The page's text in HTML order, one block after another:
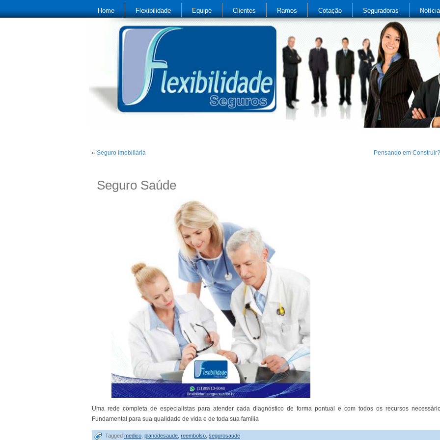
Home Flexibilidade Equipe Clientes Ramos Cotação Seguradoras
« Seguro Imobiliária Pensando em Construir?
Seguro Saúde
Uma rede completa de especialistas para atender cada diagnóstico de forma pontual e com todos os recursos
Fundamental para sua qualidade de vida e de toda sua família
Tagged medico planodesaude reembolso segurosaude